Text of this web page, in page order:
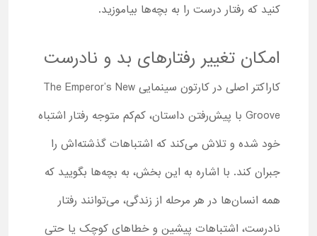
کنید که رفتار درست را به بچه‌ها بیاموزید.
امکان تغییر رفتارهای بد و نادرست
کاراکتر اصلی در کارتون سینمایی The Emperor’s New
Groove با پیش‌‌رفتن داستان، کم‌کم متوجه رفتار اشتباه
خود شده و تلاش می‌کند که اشتباهات گذشته‌اش را
جبران کند. با اشاره به این بخش، به بچه‌ها بگویید که
همه انسان‌ها در هر مرحله از زندگی، می‌توانند رفتار
نادرست، اشتباهات پیشین و خطاهای کوچک یا حتی